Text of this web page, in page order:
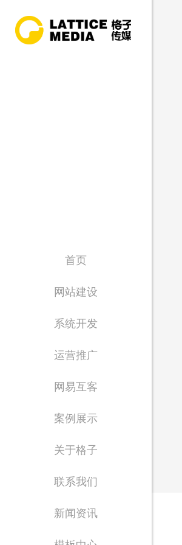
首页
网站建设
系统开发
运营推广
网易互客
案例展示
关于格子
联系我们
新闻资讯